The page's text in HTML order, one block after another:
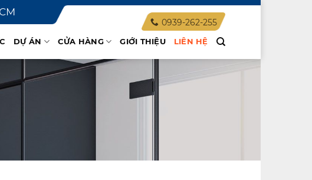
0939-262-255
DỰ ÁN CỬA HÀNG GIỚI THIỆU LIÊN HỆ